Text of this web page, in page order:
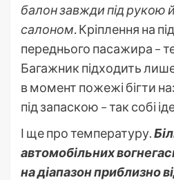
балон завжди під рукою
салоном.Кріплення на
переднього пасажира –
Багажник підходить
в момент пожежі бігти
під запаскою – так собі
І ще про температуру.
автомобільних
на діапазон приблизно